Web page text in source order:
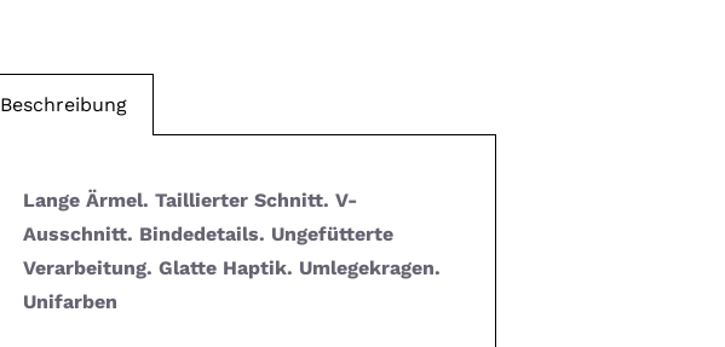
Beschreibung
Lange Ärmel. Taillierter Schnitt. V-
Ausschnitt. Bindedetails. Ungefütterte
Verarbeitung. Glatte Haptik. Umlegekragen.
Unifarben